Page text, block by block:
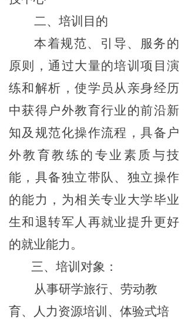
二、培训目的
本着规范、引导、服务的
原则，通过大量的培训项目演
练和解析，使学员从亲身经历
中获得户外教育行业的前沿新
知及规范化操作流程，具备户
外教育教练的专业素质与技
能，具备独立带队、独立操作
的能力，为相关专业大学毕业
生和退转军人再就业提升更好
的就业能力。
三、培训对象：
从事研学旅行、 劳动教
育、
人力资源培训、体验式培